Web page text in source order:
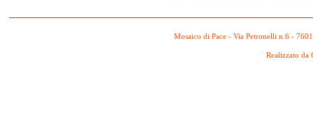
Mosaico di Pace - Via Petronelli n.6 -
Realizzato